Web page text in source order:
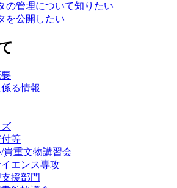
の管理について知りたい
を公開したい
る情報
等
貴重文物講習会
エンス専攻
援部門